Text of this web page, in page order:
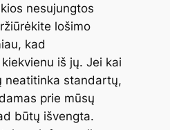
nesujungtos
lošimo
kad
iš jų. Jei kai
neatitinka standartų,
prie mūsų
būtų išvengta.